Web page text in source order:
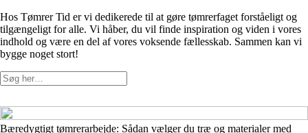
Hos Tømrer Tid er vi dedikerede til at gøre tømrerfaget forståeligt og
tilgængeligt for alle. Vi håber, du vil finde inspiration og viden i vores
indhold og være en del af vores voksende fællesskab. Sammen kan vi
bygge noget stort!
Bæredygtigt tømrerarbejde: Sådan vælger du træ og materialer med